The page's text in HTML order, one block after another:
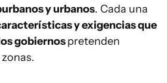
y urbanos. Cada una
y exigencias que
gobiernospretenden